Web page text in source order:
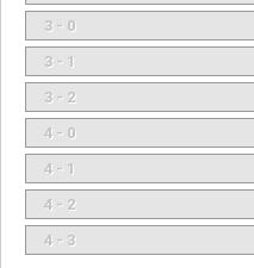
3 - 0
3 - 1
3 - 2
4 - 0
4 - 1
4 - 2
4 - 3